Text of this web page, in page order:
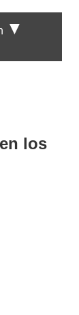
▼
los